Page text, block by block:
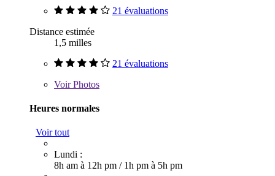
21 évaluations
Distance estimée
1,5 milles
21 évaluations
VoirPhotos
Heures normales
Voir tout
Lundi :
8h am à 12h pm / 1h pm à 5h pm